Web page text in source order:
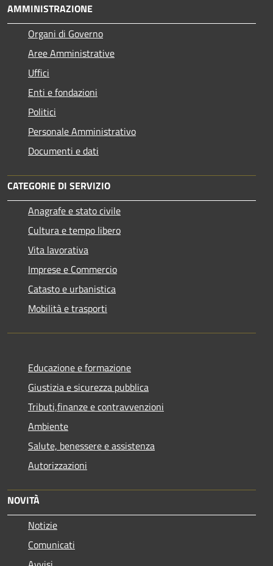
AMMINISTRAZIONE
Organi di Governo
Aree Amministrative
Uffici
Enti e fondazioni
Politici
Personale Amministrativo
Documenti e dati
CATEGORIE DI SERVIZIO
Anagrafe e stato civile
Cultura e tempo libero
Vita lavorativa
Imprese e Commercio
Catasto e urbanistica
Mobilità e trasporti
Educazione e formazione
Giustizia e sicurezza pubblica
Tributi,finanze e contravvenzioni
Ambiente
Salute, benessere e assistenza
Autorizzazioni
NOVITÀ
Notizie
Comunicati